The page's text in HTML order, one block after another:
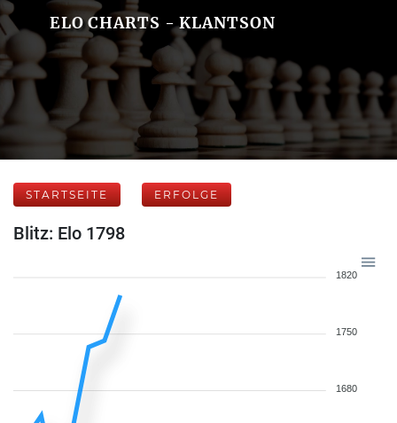
ELO CHARTS - KLANTSON
STARTSEITE ERFOLGE
Blitz: Elo 1798
1820
1750
1680